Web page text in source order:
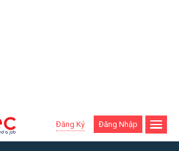
Đăng Ký Đăng Nhập